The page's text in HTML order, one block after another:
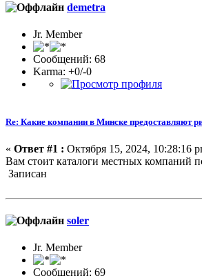
demetra
Jr. Member
Сообщений: 68
Karma: +0/-0
Re: Какие компании в Минске предоставляют
« Ответ #1 : Октября 15, 2024, 10:28:16
Вам стоит каталоги местных компаний
Записан
soler
Jr. Member
Сообщений: 69